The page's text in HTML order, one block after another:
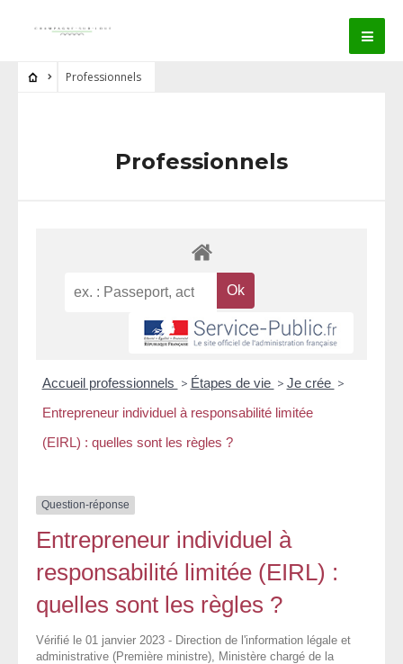
Professionnels
Professionnels
Accueil professionnels > Étapes de vie > Je crée >
Entrepreneur individuel à responsabilité limitée
(EIRL) : quelles sont les règles ?
Question-réponse
Entrepreneur individuel à
responsabilité limitée (EIRL) :
quelles sont les règles ?
Vérifié le 01 janvier 2023 - Direction de l'information légale et
administrative (Première ministre), Ministère chargé de la